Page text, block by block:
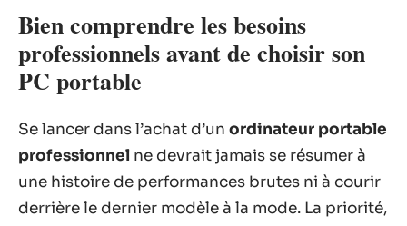
Bien comprendre les besoins
professionnels avant de choisir son
PC portable
Se lancer dans l’achat d’un ordinateur portable
professionnel ne devrait jamais se résumer à
une histoire de performances brutes ni à courir
derrière le dernier modèle à la mode. La priorité,